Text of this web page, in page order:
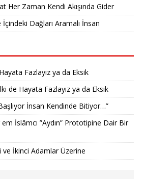
Her Zaman Kendi Akışında Gider
Dağları Aramalı İnsan
Fazlayız ya da Eksik
de Hayata Fazlayız ya da Eksik
İnsan Kendinde Bitiyor…”
em İslâmcı ”Aydın” Prototipine Dair Bir
ve İkinci Adamlar Üzerine